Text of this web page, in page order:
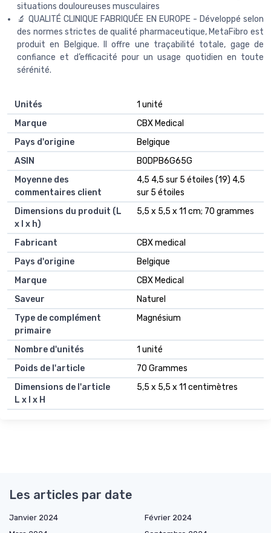
situations douloureuses musculaires
🔬 QUALITÉ CLINIQUE FABRIQUÉE EN EUROPE - Développé selon
des normes strictes de qualité pharmaceutique, MetaFibro est
produit en Belgique. Il offre une traçabilité totale, gage de
confiance et d’efficacité pour un usage quotidien en toute
sérénité.
Unités
‎1 unité
Marque
‎CBX Medical
Pays d'origine
‎Belgique
ASIN
B0DPB6G65G
Moyenne des
commentaires client
4,5 4,5 sur 5 étoiles (19) 4,5
sur 5 étoiles
Dimensions du produit (L
x l x h)
5,5 x 5,5 x 11 cm; 70 grammes
Fabricant
CBX medical
Pays d'origine
Belgique
Marque
CBX Medical
Saveur
Naturel
Type de complément
primaire
Magnésium
Nombre d'unités
1 unité
Poids de l'article
70 Grammes
Dimensions de l'article
L x l x H
5,5 x 5,5 x 11 centimètres
Les articles par date
Janvier 2024
Février 2024